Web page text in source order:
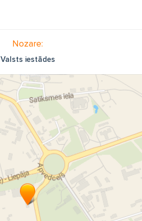
Nozare:
Valsts iestādes